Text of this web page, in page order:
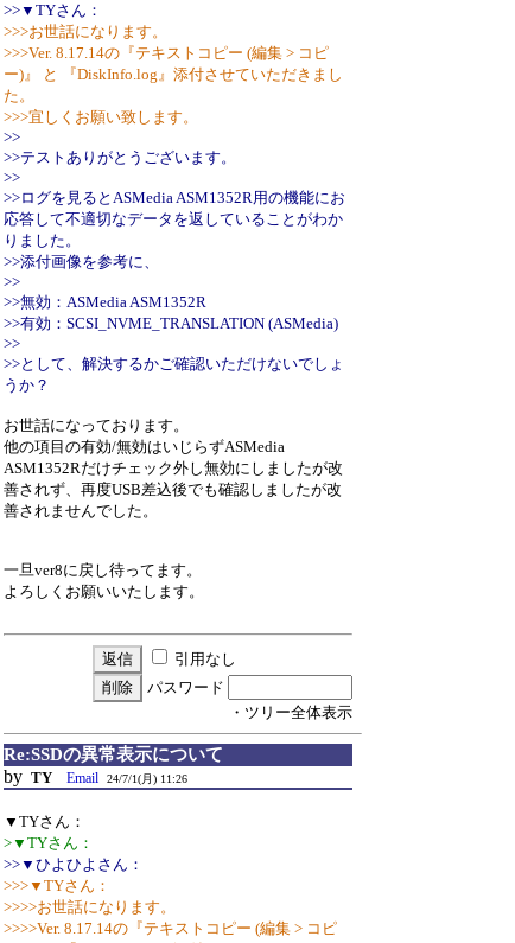
>>▼TYさん：
>>>お世話になります。
>>>Ver. 8.17.14の『テキストコピー (編集 > コピ
ー)』 と 『DiskInfo.log』添付させていただきまし
た。
>>>宜しくお願い致します。
>>
>>テストありがとうございます。
>>
>>ログを見るとASMedia ASM1352R用の機能にお
応答して不適切なデータを返していることがわか
りました。
>>添付画像を参考に、
>>
>>無効：ASMedia ASM1352R
>>有効：SCSI_NVME_TRANSLATION (ASMedia)
>>
>>として、解決するかご確認いただけないでしょ
うか？
お世話になっております。
他の項目の有効/無効はいじらずASMedia
ASM1352Rだけチェック外し無効にしましたが改
善されず、再度USB差込後でも確認しましたが改
善されませんでした。
一旦ver8に戻し待ってます。
よろしくお願いいたします。
引用なし
パスワード
・ツリー全体表示
Re:SSDの異常表示について
by TY Email 24/7/1(月) 11:26
▼TYさん：
>▼TYさん：
>>▼ひよひよさん：
>>>▼TYさん：
>>>>お世話になります。
>>>>Ver. 8.17.14の『テキストコピー (編集 > コピ